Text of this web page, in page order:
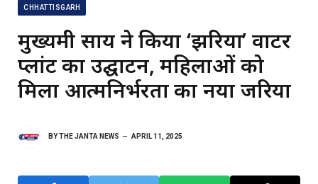
CHHATTISGARH
मुख्यमंत्री साय ने किया ‘झरिया’ वाटर
प्लांट का उद्घाटन, महिलाओं को
मिला आत्मनिर्भरता का नया जरिया
BYTHE JANTA NEWS APRIL 11, 2025